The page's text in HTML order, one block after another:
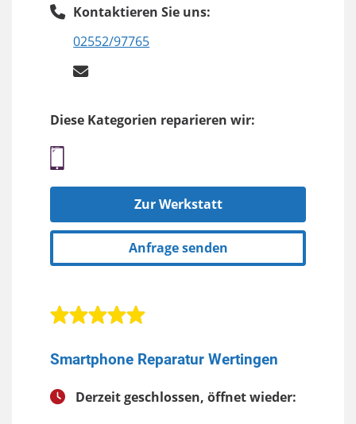
Kontaktieren Sie uns:
02552/97765
Diese Kategorien reparieren wir:
Zur Werkstatt
Anfrage senden
Smartphone Reparatur Wertingen
Derzeit geschlossen, öffnet wieder: